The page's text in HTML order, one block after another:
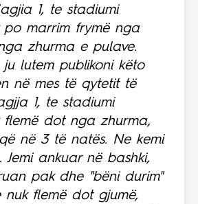
1, te stadiumi
po marrim frymë nga
zhurma e pulave.
ju lutem publikoni këto
në mes të qytetit të
1, te stadiumi
flemë dot nga zhurma,
në 3 të natës. Ne kemi
Jemi ankuar në bashki,
pak dhe "bëni durim"
nuk flemë dot gjumë,